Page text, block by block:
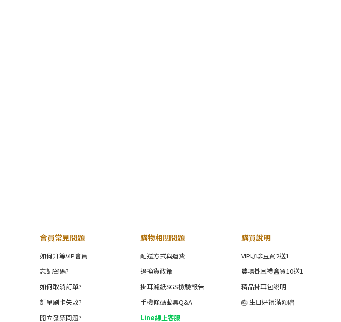
會員常見問題
如何升等VIP會員
忘記密碼?
如何取消訂單?
訂單刷卡失敗?
開立發票問題?
購物相關問題
配送方式與運費
退換貨政策
掛耳濾紙SGS檢驗報告
手機條碼載具Q&A
Line線上客服
購買說明
VIP咖啡豆買2送1
農場掛耳禮盒買10送1
精品掛耳包說明
🎂 生日好禮滿額贈